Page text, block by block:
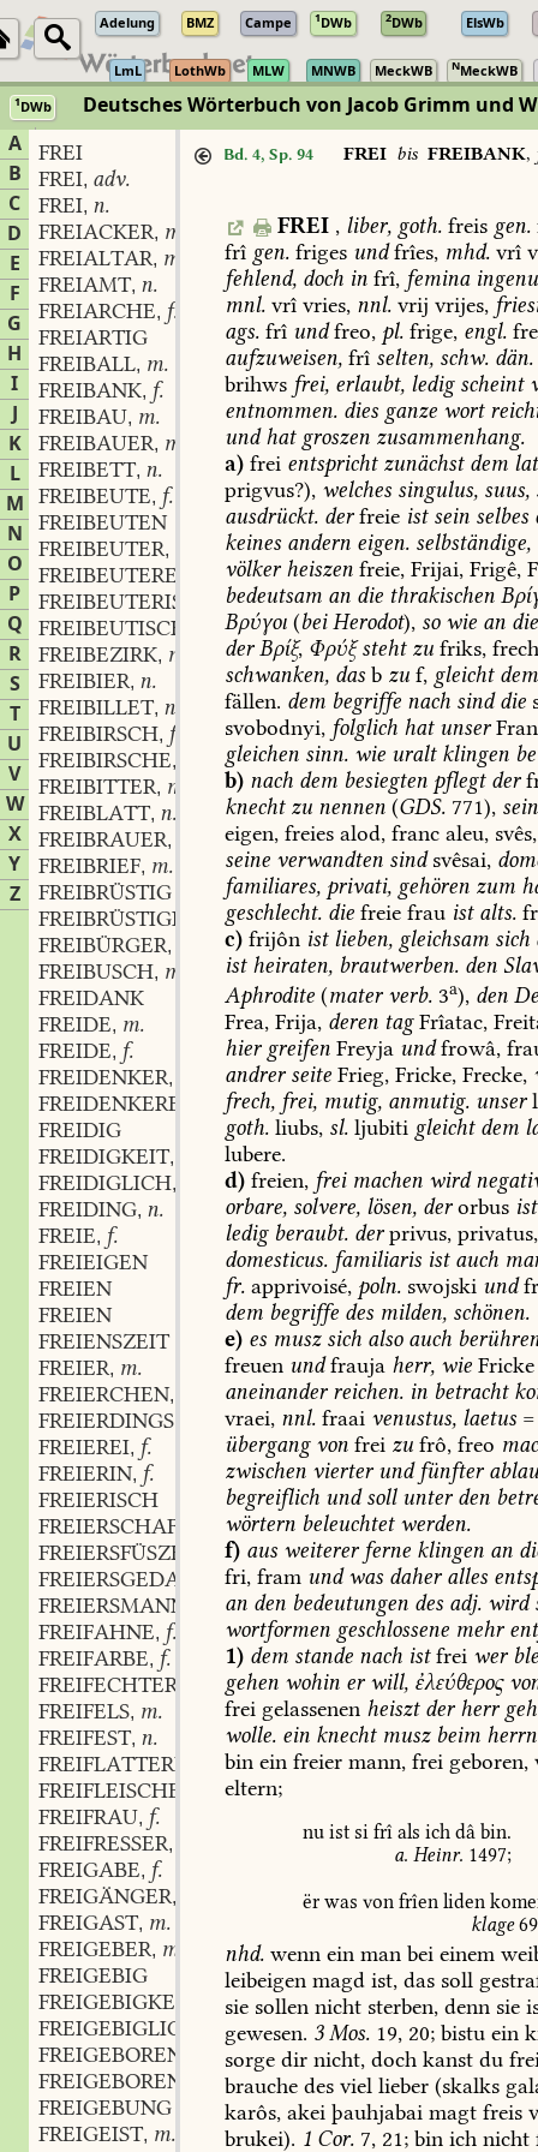
Adelung BMZ Campe 1DWb 2DWb ElsWb
LmL LothWb MLW MNWB MeckWB NMeckWB
1DWb Deutsches Wörterbuch von Jacob Grimm und
A
B
C
D
E
F
G
H
I
J
K
L
M
N
O
P
Q
R
S
T
U
V
W
X
Y
Z
FREI
FREI, adv.
FREI, n.
FREIACKER, m.
FREIALTAR, m.
FREIAMT, n.
FREIARCHE, f.
FREIARTIG
FREIBALL, m.
FREIBANK, f.
FREIBAU, m.
FREIBAUER, m.
FREIBETT, n.
FREIBEUTE, f.
FREIBEUTEN
FREIBEUTER,
FREIBEUTEREI
FREIBEUTERISCH
FREIBEUTISCH
FREIBEZIRK, m.
FREIBIER, n.
FREIBILLET, n.
FREIBIRSCH, f.
FREIBIRSCHE,
FREIBITTER, m.
FREIBLATT, n.
FREIBRAUER,
FREIBRIEF, m.
FREIBRÜSTIG
FREIBRÜSTIGKEIT
,f.
FREIBÜRGER,
FREIBUSCH, m.
FREIDANK
FREIDE, m.
FREIDE, f.
FREIDENKER,
FREIDENKEREI
FREIDIG
FREIDIGKEIT,
FREIDIGLICH,
FREIDING, n.
FREIE, f.
FREIEIGEN
FREIEN
FREIEN
FREIENSZEIT
FREIER, m.
FREIERCHEN,
FREIERDINGS
FREIEREI, f.
FREIERIN, f.
FREIERISCH
FREIERSCHAFFEN
FREIERSFÜSZE
FREIERSGEDANKEN
FREIERSMANN
FREIFAHNE, f.
FREIFARBE, f.
FREIFECHTER
FREIFELS, m.
FREIFEST, n.
FREIFLATTERND
FREIFLEISCHER
m.
FREIFRAU, f.
FREIFRESSER,
FREIGABE, f.
FREIGÄNGER,
FREIGAST, m.
FREIGEBER, m.
FREIGEBIG
FREIGEBIGKEIT
FREIGEBIGLICH
FREIGEBOREN
FREIGEBORENHEIT,f.
FREIGEBUNG
FREIGEIST, m.
Bd. 4, Sp. 94 FREIbis FREIBANK,
FREI , liber,goth.freis gen.
frî gen. friges undfrîes, mhd. vrî
fehlend, doch in frî, femina
mnl. vrî vries, nnl. vrij vrijes,
ags. frî undfreo, pl. frige, engl.
aufzuweisen, frî selten, schw. dän.
brihws frei, erlaubt, ledigscheint
entnommen. dies ganze wort
undhatgroszen zusammenhang.
a) frei entsprichtzunächstdem
prigvus?), welches singulus, suus,
ausdrückt. derfreie istsein selbes
keines andern eigen. selbständige,
völkerheiszen freie, Frijai, Frigê,
bedeutsam an die thrakischen
Βρύγοι (beiHerodot), sowie an die
der Βρίξ, Φρύξ stehtzu friks,
schwanken, das b zu f, gleichtdem
fällen. dem begriffe nach sinddie
svobodnyi, folglich hatunser
gleichen sinn. wie uraltklingen
b) nach dem besiegten pflegtder
knechtzu nennen (GDS. 771), sein
eigen, freies alod, franc aleu, svês,
seine verwandten sindsvêsai,
familiares, privati, gehören zum
geschlecht. die freie frau istalts.
c) frijôn istlieben, gleichsam sich
istheiraten, brautwerben. den
Aphrodite (materverb. 3a), den
Frea, Frija, deren tagFrîatac,
hiergreifen Freyja undfrowâ,
andrerseite Frieg, Fricke, Frecke,
frech, frei, mutig, anmutig. unser
goth. liubs, sl. ljubiti gleichtdem
lubere.
d) freien, freimachen wird
orbare, solvere, lösen, derorbus ist
ledigberaubt. derprivus, privatus,
domesticus. familiaris istauch
fr. apprivoisé, poln. swojski und
dem begriffe des milden, schönen.
e) es muszsich alsoauch
freuen undfrauja herr, wie Fricke
aneinanderreichen. in betracht
vraei, nnl. fraai venustus, laetus =
übergangvon frei zu frô, freo
zwischen vierterundfünfter
begreiflich undsollunterden
wörtern beleuchtetwerden.
f) aus weitererferne klingen an
fri, fram undwas daheralles
an den bedeutungen des adj. wird
wortformen geschlossene mehr
1) dem stande nach istfrei wer
gehen wohin erwill, ἐλεύθερος
frei gelassenen heisztderherr
wolle. ein knechtmuszbeim herrn
bin ein freier mann, frei geboren,
eltern;
nu ist si frî als ich dâ bin.
a. Heinr. 1497;
ër was von frîen liden
klage
nhd. wenn ein man bei einem
leibeigen magd ist, das soll
sie sollen nicht sterben, denn sie
gewesen. 3Mos. 19, 20; bistu ein
sorge dir nicht, doch kanst du
brauche des viel lieber (skalks
karôs, akei þauhjabai magt freis
brukei). 1 Cor. 7, 21; bin ich nicht